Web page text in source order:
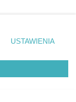
prywatności
zgody
się takiemu
tylko
USTAWIENIA